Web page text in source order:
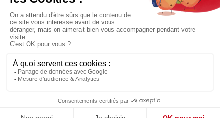
Mentions Légales
Gestion des cookies & Données Personnelles
Crédits
POUR VOTRE SANTÉ, MANGEZ 5
www.mangerbouger.fr